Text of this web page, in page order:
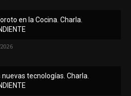
en la Cocina. Charla.
nuevas tecnologías. Charla.